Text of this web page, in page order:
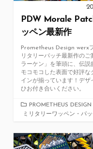
PDW Morale
ッペン最新作
Prometheus Design werx
リタリーパッチ最新作の
ラーケン」を筆頭に、伝説
モコモコした表面で好評
インが揃っています！デ
ひお付き合いください。
カ
テ
リ
ー
PROMETHEUS DESIGN
ミリタリーワッペン・パッ